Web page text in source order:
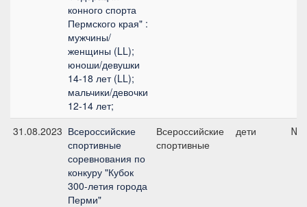
конного спорта
Пермского края" :
мужчины/
женщины (LL);
юноши/девушки
14-18 лет (LL);
мальчики/девочки
12-14 лет;
31.08.2023 Всероссийские
спортивные
соревнования по
конкуру "Кубок
300-летия города
Перми"
Всероссийские
спортивные
дети